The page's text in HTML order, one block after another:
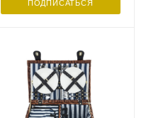
ПОДПИСАТЬСЯ